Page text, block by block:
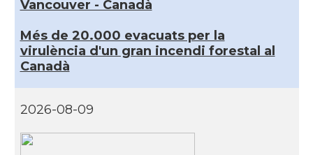
Vancouver - Canadà
Més de 20.000 evacuats per la
virulència d'un gran incendi forestal al
Canadà
2026-08-09